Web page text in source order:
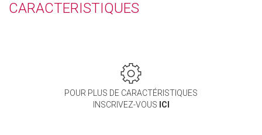
CARACTERISTIQUES
POUR PLUS DE CARACTÉRISTIQUES
INSCRIVEZ-VOUS ICI